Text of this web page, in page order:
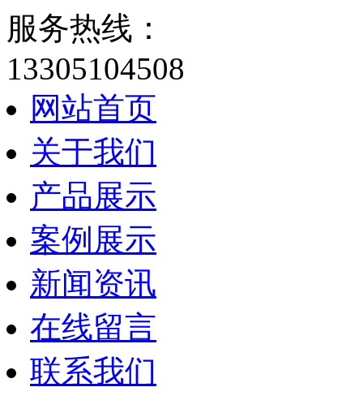
服务热线：
13305104508
网站首页
关于我们
产品展示
案例展示
新闻资讯
在线留言
联系我们